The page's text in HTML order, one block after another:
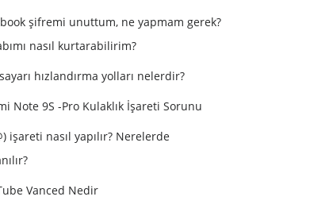
şifremi unuttum, ne yapmam gerek?
nasıl kurtarabilirim?
hızlandırma yolları nelerdir?
Note 9S -Pro Kulaklık İşareti Sorunu
işareti nasıl yapılır? Nerelerde
Vanced Nedir